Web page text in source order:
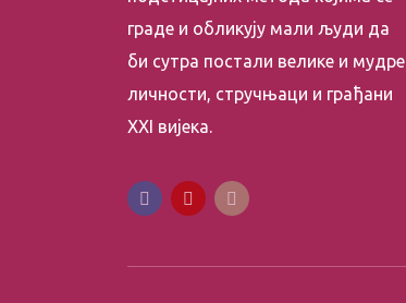
граде и обликују мали људи да
би сутра постали велике и мудре
личности, стручњаци и грађани
XXI вијека.